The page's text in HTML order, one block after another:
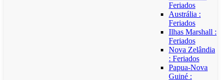
Feriados
Austrália :
Feriados
Ilhas Marshall :
Feriados
Nova Zelândia
: Feriados
Papua-Nova
Guiné :